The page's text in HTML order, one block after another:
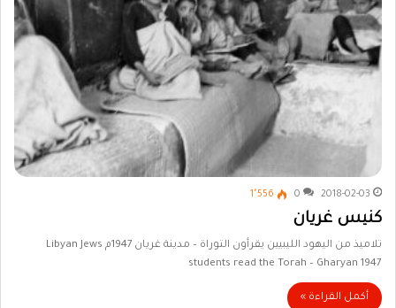
2018-02-03
0 1٬556
كنيس غريان
تلاميذ من اليهود الليبيين يقرأون التوراة – مدينة غريان 1947م Libyan Jews
students read the Torah – Gharyan 1947
أكمل القراءة »